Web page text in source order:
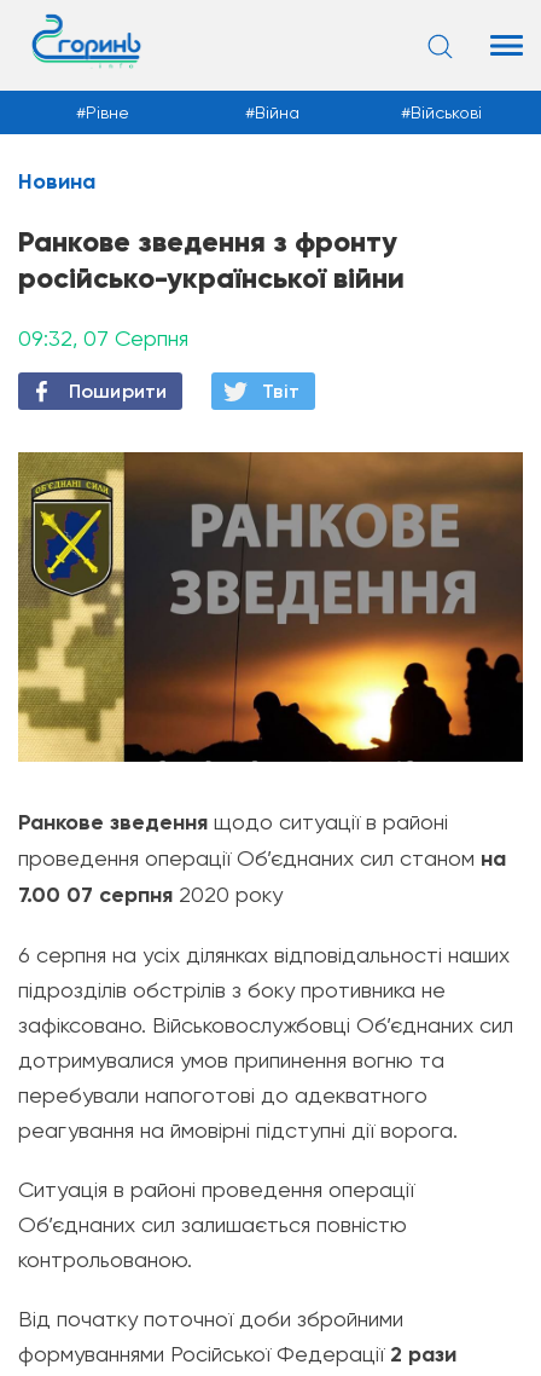
Новини
Рівне Війна Військові
Новина
Ранкове зведення з фронту
російсько-української війни
09:32, 07 Серпня
Поширити Твiт
Ранкове зведення щодо ситуації в районі
проведення операції Об’єднаних сил станом на
7.00 07 серпня 2020 року
6 серпня на усіх ділянках відповідальності наших
підрозділів обстрілів з боку противника не
зафіксовано. Військовослужбовці Об’єднаних сил
дотримувалися умов припинення вогню та
перебували напоготові до адекватного
реагування на ймовірні підступні дії ворога.
Ситуація в районі проведення операції
Об’єднаних сил залишається повністю
контрольованою.
Від початку поточної доби збройними
формуваннями Російської Федерації 2 рази